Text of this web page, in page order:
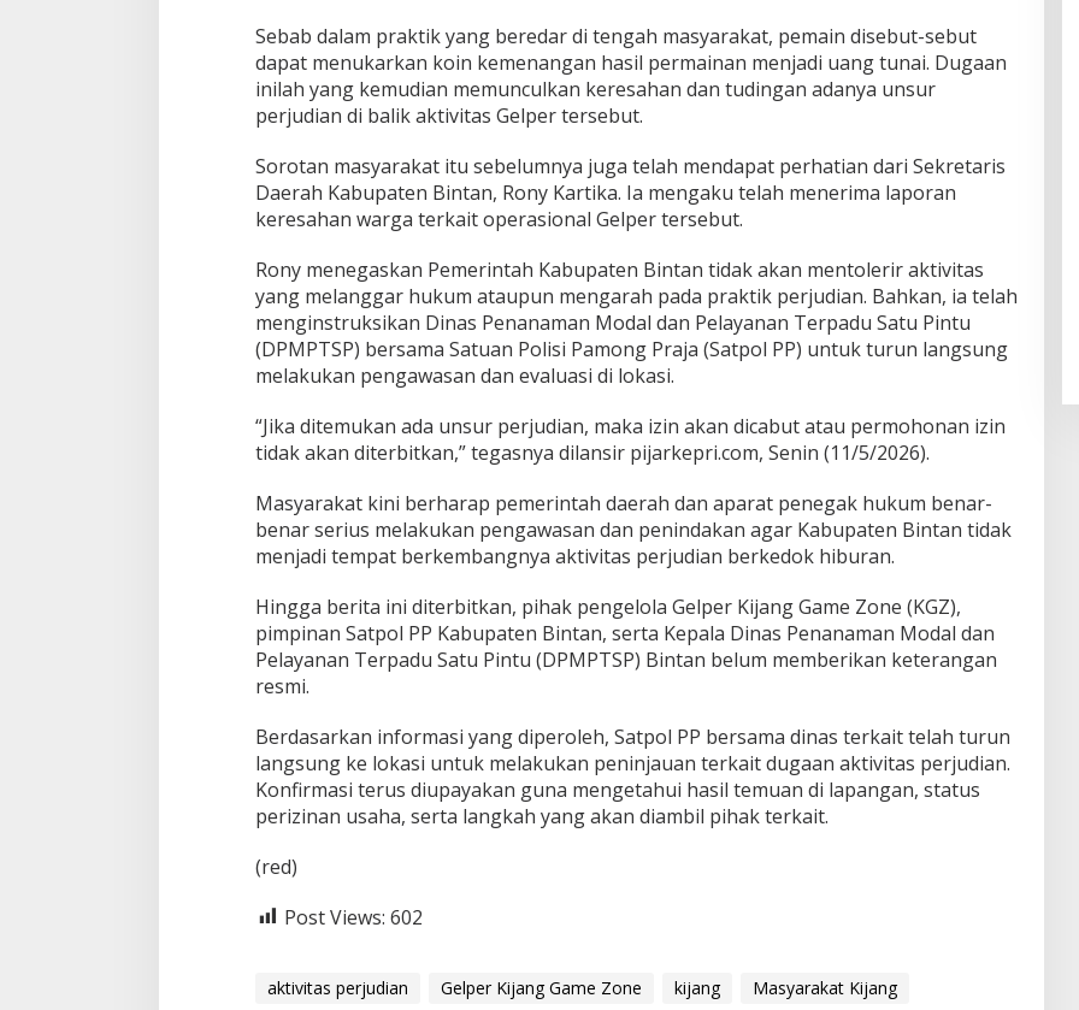
Sebab dalam praktik yang beredar di tengah masyarakat, pemain disebut-sebut
dapat menukarkan koin kemenangan hasil permainan menjadi uang tunai. Dugaan
inilah yang kemudian memunculkan keresahan dan tudingan adanya unsur
perjudian di balik aktivitas Gelper tersebut.
Sorotan masyarakat itu sebelumnya juga telah mendapat perhatian dari Sekretaris
Daerah Kabupaten Bintan, Rony Kartika. Ia mengaku telah menerima laporan
keresahan warga terkait operasional Gelper tersebut.
Rony menegaskan Pemerintah Kabupaten Bintan tidak akan mentolerir aktivitas
yang melanggar hukum ataupun mengarah pada praktik perjudian. Bahkan, ia telah
menginstruksikan Dinas Penanaman Modal dan Pelayanan Terpadu Satu Pintu
(DPMPTSP) bersama Satuan Polisi Pamong Praja (Satpol PP) untuk turun langsung
melakukan pengawasan dan evaluasi di lokasi.
“Jika ditemukan ada unsur perjudian, maka izin akan dicabut atau permohonan izin
tidak akan diterbitkan,” tegasnya dilansir pijarkepri.com, Senin (11/5/2026).
Masyarakat kini berharap pemerintah daerah dan aparat penegak hukum benar-
benar serius melakukan pengawasan dan penindakan agar Kabupaten Bintan tidak
menjadi tempat berkembangnya aktivitas perjudian berkedok hiburan.
Hingga berita ini diterbitkan, pihak pengelola Gelper Kijang Game Zone (KGZ),
pimpinan Satpol PP Kabupaten Bintan, serta Kepala Dinas Penanaman Modal dan
Pelayanan Terpadu Satu Pintu (DPMPTSP) Bintan belum memberikan keterangan
resmi.
Berdasarkan informasi yang diperoleh, Satpol PP bersama dinas terkait telah turun
langsung ke lokasi untuk melakukan peninjauan terkait dugaan aktivitas perjudian.
Konfirmasi terus diupayakan guna mengetahui hasil temuan di lapangan, status
perizinan usaha, serta langkah yang akan diambil pihak terkait.
(red)
Post Views: 602
aktivitas perjudian Gelper Kijang Game Zone kijang Masyarakat Kijang